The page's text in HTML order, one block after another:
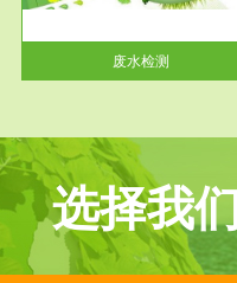
废水检测
废气和无机废气。有机废气
包括...
选择我